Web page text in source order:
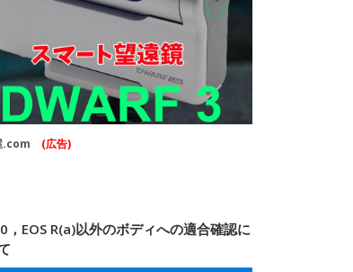
.com (広告)
，EOS R(a)以外のボディへの適合確認に